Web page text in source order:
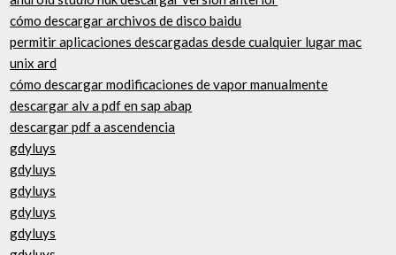
cómo descargar archivos de disco baidu
permitir aplicaciones descargadas desde cualquier lugar mac
unix ard
cómo descargar modificaciones de vapor manualmente
descargar alv a pdf en sap abap
descargar pdf a ascendencia
gdyluys
gdyluys
gdyluys
gdyluys
gdyluys